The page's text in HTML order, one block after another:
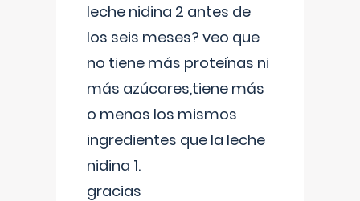
leche nidina 2 antes de
los seis meses? veo que
no tiene más proteínas ni
más azúcares,tiene más
o menos los mismos
ingredientes que la leche
nidina 1.
gracias